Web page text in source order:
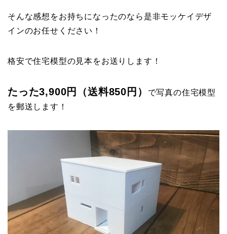
そんな感想をお持ちになったのなら是非モッケイデザ
インのお任せください！
格安で住宅模型の見本をお送りします！
たった3,900円（送料850円）
で写真の住宅模型
を郵送します！